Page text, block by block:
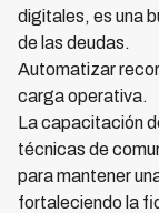
digitales, es una
de las deudas.
Automatizar
carga operativa.
La capacitación
técnicas de
para mantener
fortaleciendo la